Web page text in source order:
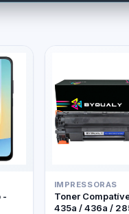
e
-
IMPRESSORAS
Toner
435a / 436a /